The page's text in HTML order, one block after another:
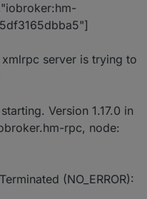
server is trying to
Version 1.17.0 in
rpc, node:
(NO_ERROR):